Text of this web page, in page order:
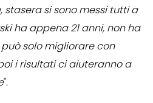
si sono messi tutti a
ha appena 21 anni, non ha
solo migliorare con
i risultati ci aiuteranno a
".